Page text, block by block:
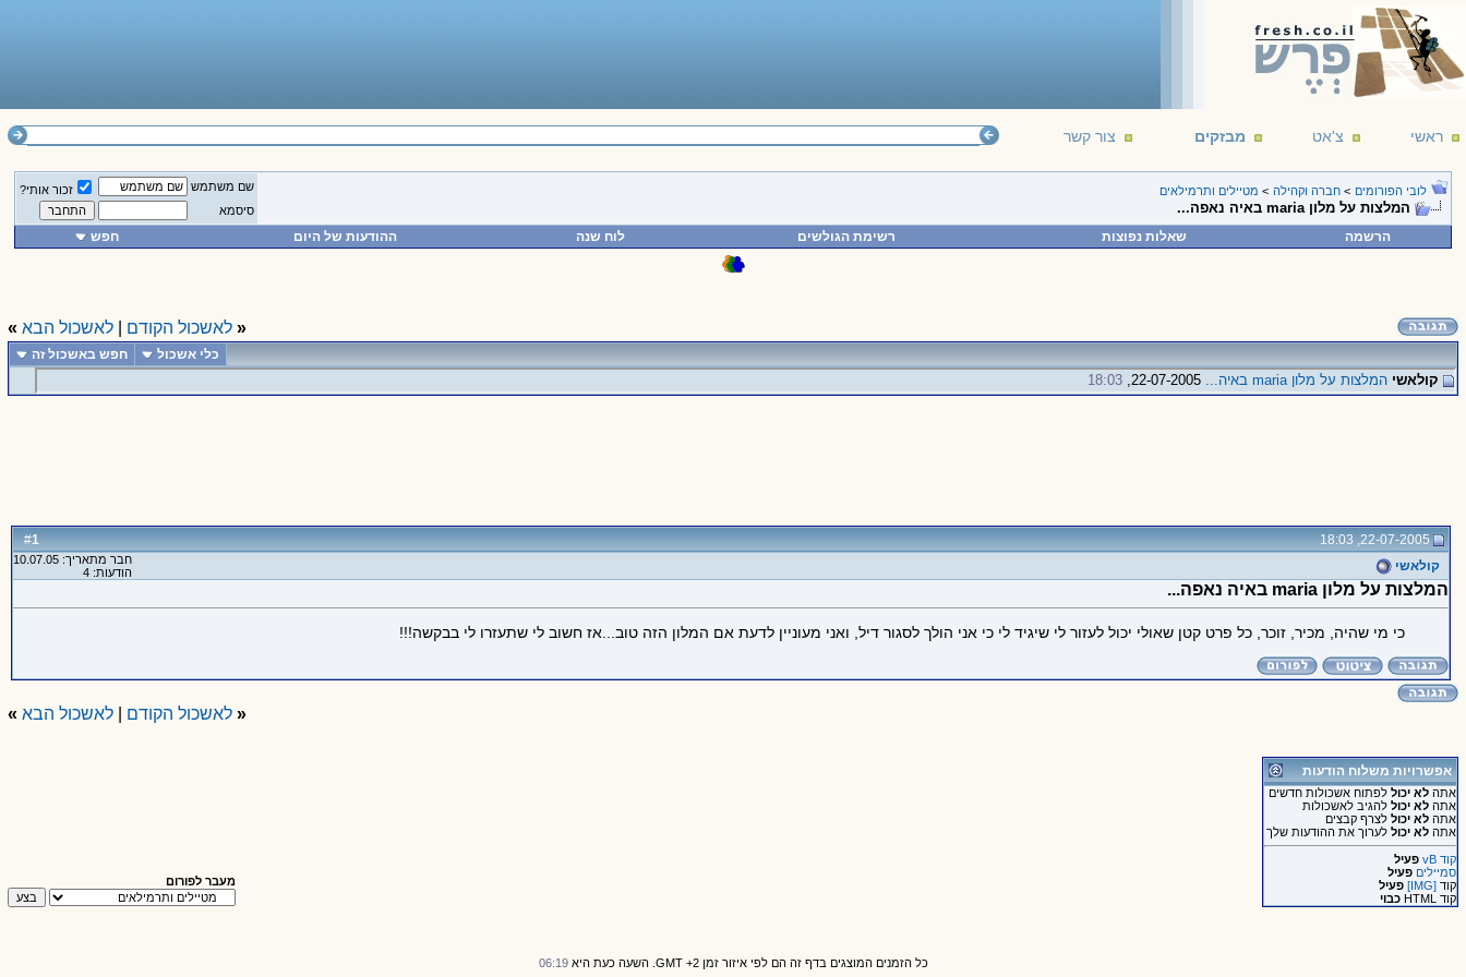
ראשי צ'אט מבזקים צור קשר
לובי הפורומים > חברה וקהילה > מטיילים ותרמילאים
המלצות על מלון maria באיה נאפה...
שם משתמש
זכור אותי?
סיסמא
הרשמה שאלות נפוצות רשימת הגולשים לוח שנה ההודעות של היום חפש
« לאשכול הקודם לאשכול הבא »
כלי אשכול חפש באשכול זה
קולאשי המלצות על מלון maria באיה... 18:03
#
1
22-07-2005, 18:03
קולאשי
חבר מתאריך: 10.07.05
הודעות: 4
המלצות על מלון maria באיה נאפה...
כי מי שהיה, מכיר, זוכר, כל פרט קטן שאולי יכול לעזור לי שיגיד לי כי אני הולך לסגור דיל, ואני מעוניין לדעת אם המלון הזה טוב...אז חשוב לי שתעזרו לי בבקשה!!!
« לאשכול הקודם |לאשכול הבא »
אפשרויות משלוח הודעות
אתה לא יכוללפתוח אשכולות חדשים
אתה לא יכוללהגיב לאשכולות
אתה לא יכוללצרף קבצים
אתה לא יכוללערוך את ההודעות שלך
קוד vB
פעיל
סמיילים פעיל
קוד [IMG]
פעיל
קוד HTML
כבוי
מעבר לפורום
כל הזמנים המוצגים בדף זה הם לפי איזור זמן GMT +2. השעה כעת היא 06:19